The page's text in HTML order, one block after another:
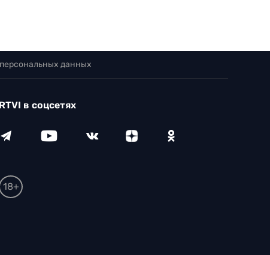
данных
RTVI в соцсетях
18+